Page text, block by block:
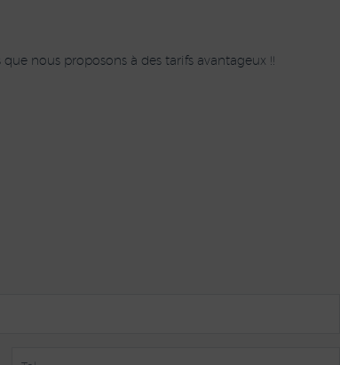
nous proposons à des tarifs avantageux !!